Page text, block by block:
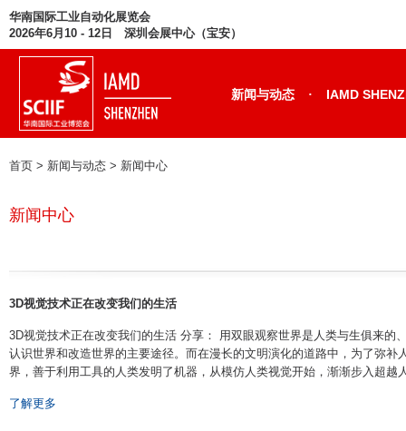
华南国际工业自动化展览会
2026年6月10 - 12日 深圳会展中心（宝安）
新闻与动态 · IAMD
首页 > 新闻与动态 > 新闻中心
新闻中心
3D视觉技术正在改变我们的生活
3D视觉技术正在改变我们的生活 分享： 用双眼观察世界是人类与生俱来的
认识世界和改造世界的主要途径。而在漫长的文明演化的道路中，为了弥补
界，善于利用工具的人类发明了机器，从模仿人类视觉开始，渐渐步入超越人
了解更多